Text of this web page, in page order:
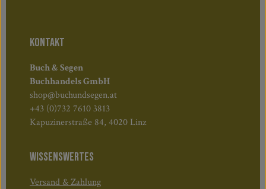
KONTAKT
Buch & Segen
Buchhandels GmbH
shop@buchundsegen.at
+43 (0)732 7610 3813
Kapuzinerstraße 84, 4020 Linz
WISSENSWERTES
Versand & Zahlung